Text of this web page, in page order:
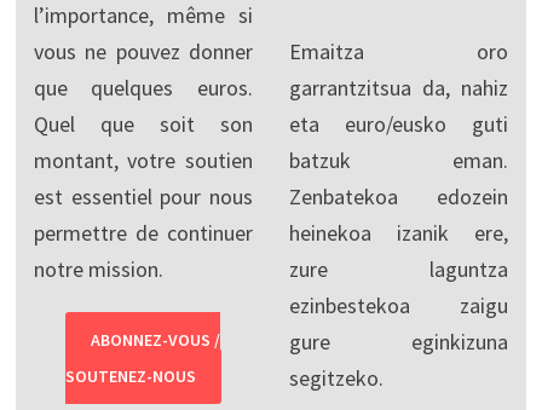
l’importance, même si
vous ne pouvez donner
que quelques euros.
Quel que soit son
montant, votre soutien
est essentiel pour nous
permettre de continuer
notre mission.
ABONNEZ-VOUS /
SOUTENEZ-NOUS
Emaitza oro
garrantzitsua da, nahiz
eta euro/eusko guti
batzuk eman.
Zenbatekoa edozein
heinekoa izanik ere,
zure laguntza
ezinbestekoa zaigu
gure eginkizuna
segitzeko.